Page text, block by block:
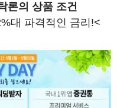
론의 상품 조건
대 파격적인 금리!<